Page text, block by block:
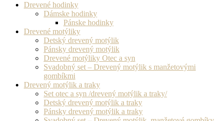
Drevené hodinky
Dámske hodinky
Pánske hodinky
Drevené motýliky
Detský drevený motýlik
Pánsky drevený motýlik
Drevené motýliky Otec a syn
Svadobný set – Drevený motýlik s manžetovými
gombíkmi
Drevený motýlik a traky
Set otec a syn /drevený motýlik a traky/
Detský drevený motýlik a traky
Pánsky drevený motýlik a traky